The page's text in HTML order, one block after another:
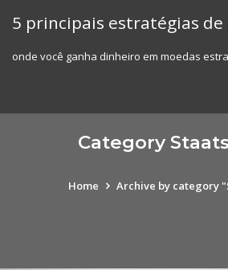
5 principais estratégias de
onde você ganha dinheiro em moedas
Category
Home Archive by category